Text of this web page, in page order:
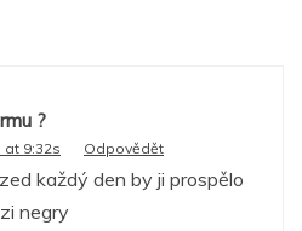
?
at 9:32s Odpovědět
každý den by ji prospělo
negry